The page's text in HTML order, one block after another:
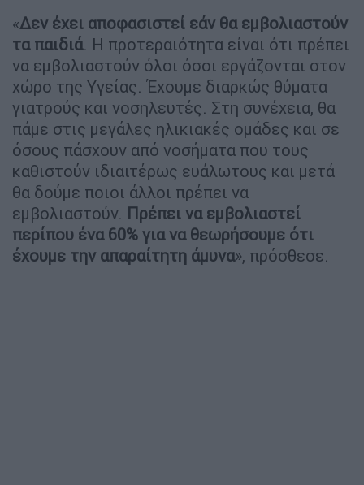
«Δεν έχει αποφασιστεί εάν θα εμβολιαστούν
τα παιδιά. Η προτεραιότητα είναι ότι πρέπει
να εμβολιαστούν όλοι όσοι εργάζονται στον
χώρο της Υγείας. Έχουμε διαρκώς θύματα
γιατρούς και νοσηλευτές. Στη συνέχεια, θα
πάμε στις μεγάλες ηλικιακές ομάδες και σε
όσους πάσχουν από νοσήματα που τους
καθιστούν ιδιαιτέρως ευάλωτους και μετά
θα δούμε ποιοι άλλοι πρέπει να
εμβολιαστούν. Πρέπει να εμβολιαστεί
περίπου ένα 60% για να θεωρήσουμε ότι
έχουμε την απαραίτητη άμυνα», πρόσθεσε.